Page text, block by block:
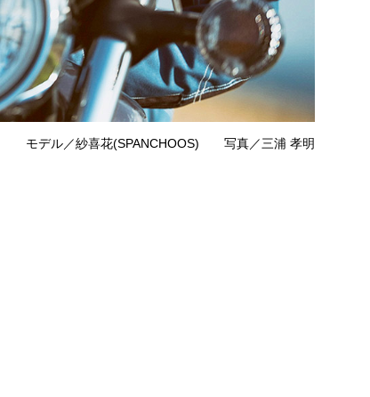
モデル／紗喜花(SPANCHOOS) 写真／三浦 孝明